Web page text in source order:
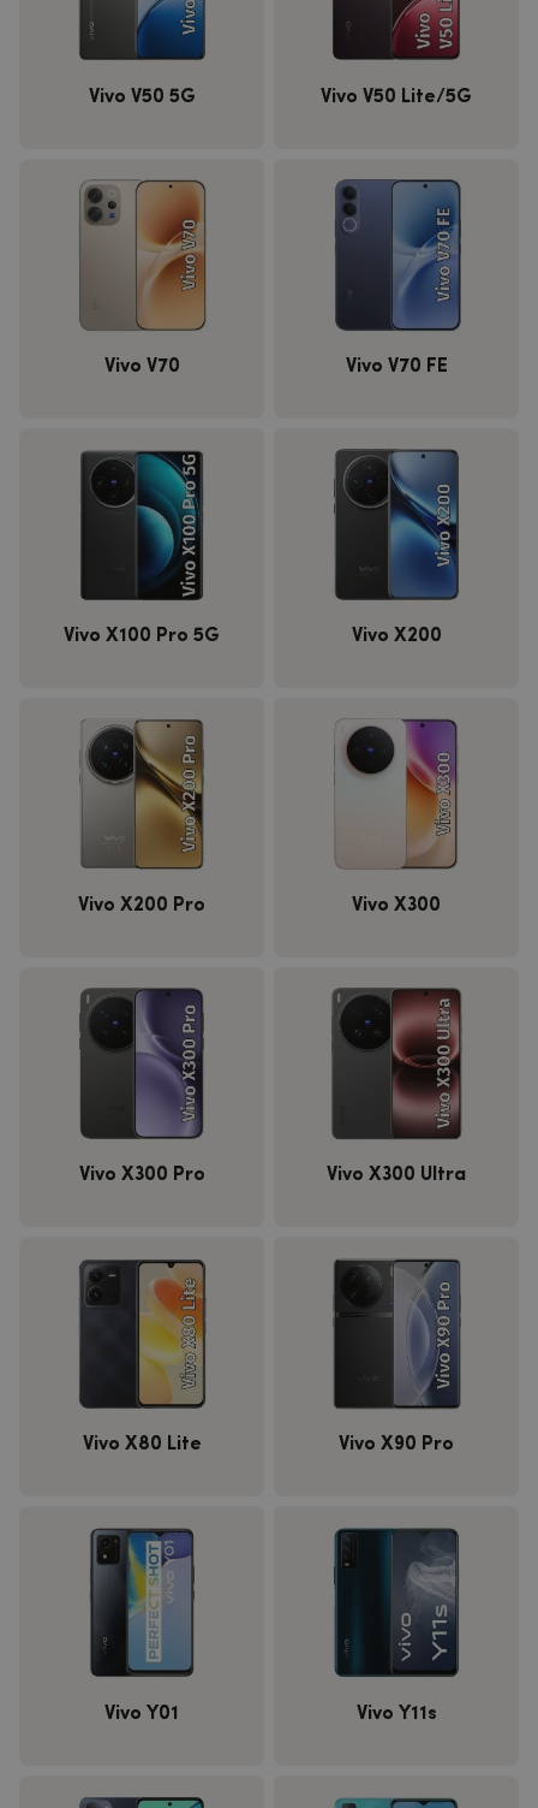
Vivo V50 5G Vivo V50 Lite/5G
Vivo V70 Vivo V70 FE
Vivo X100 Pro 5G Vivo X200
Vivo X200 Pro Vivo X300
Vivo X300 Pro Vivo X300 Ultra
Vivo X80 Lite Vivo X90 Pro
Vivo Y01 Vivo Y11s